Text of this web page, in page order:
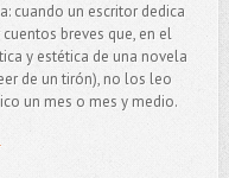
cuando un escritor dedica
breves que, en el
y estética de una novela
de un tirón), no los leo
un mes o mes y medio.